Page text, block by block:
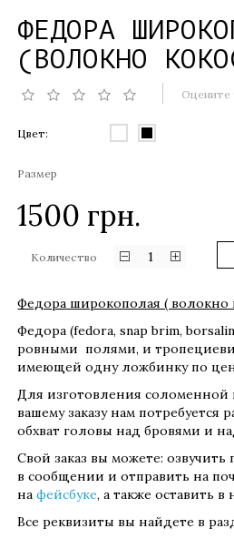
ФЕДОРА
(ВОЛОКНО
Оцените
Цвет:
Размер
1500 грн.
Количество 1
Федора широкополая ( волокно
Федора (fedora, snap brim,
ровными полями, и
имеющей одну ложбинку по
Для изготовления
вашему заказу нам потребуется
обхват головы над бровями и
Свой заказ вы можете: озвучить
в сообщении и отправить на
нафейсбуке, а также оставить в
Все реквизиты вы найдете в